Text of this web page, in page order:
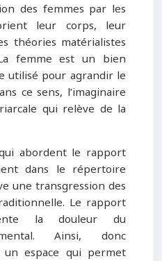
des femmes par les
leur corps, leur
théories matérialistes
femme est un bien
utilisé pour agrandir le
ce sens, l’imaginaire
qui relève de la
abordent le rapport
dans le répertoire
une transgression des
Le rapport
la douleur du
Ainsi, donc
un espace qui permet